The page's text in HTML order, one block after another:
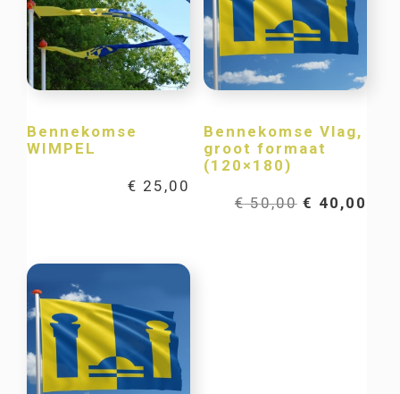
Bennekomse
WIMPEL
€ 25,00
Bennekomse Vlag,
groot formaat
(120×180)
€50,00 € 40,00